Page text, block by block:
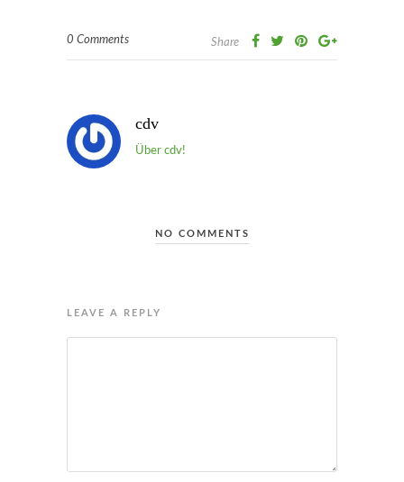
0 Comments Share
cdv
Über cdv!
NO COMMENTS
LEAVE A REPLY